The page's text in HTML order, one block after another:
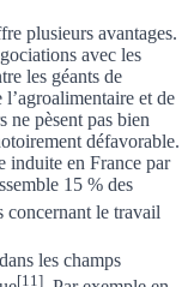
plusieurs avantages.
avec les
les géants de
et de
ne pèsent pas bien
défavorable.
induite en France par
15 % des
concernant le travail
les champs
[11]